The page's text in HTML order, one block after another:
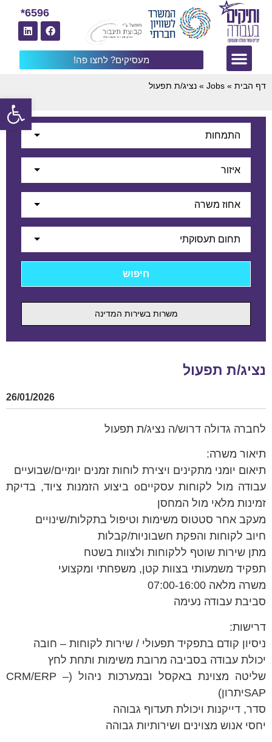
מעסיקים? לחצו פה!
6596*
דף הבית »
Jobs
» נציג/ת תפעול
התמחות
איזור
אחוז משרה
תחום תעסוקתי
משרות בשירות המדינה
נציג/ת תפעול
26/01/2026
לחברה גדולה דרוש/ה נציג/ת תפעול
תיאור משרה:
תיאום יומני מתקינים ויצירת לוחות זמנים יומיים/שבועיים
עבודה מול לקוחות עסקייםo ביצוע הזמנות ציוד, בדיקת
זמינות מלאי מול המחסן
מעקב אחר סטטוס משימות וטיפול בתקלות/שינויים
חיוב לקוחות והפקת חשבוניות/קבלות
מתן שירות שוטף ללקוחות ולצוות בשטח
תפקיד משמעותי בצוות קטן, משפחתי ומקצועי
משרה מלאה 07:00-16:00
סביבת עבודה נעימה
דרישות:
ניסיון קודם בתפקיד תפעולי / שירות לקוחות – חובה
יכולת עבודה בסביבה מרובת משימות ותחת לחץ
שליטה מצוינת באקסל ובמערכות ניהול (CRM/ERP –
SAPיתרון)
סדר, דייקנות ויכולת תעדוף גבוהה
יחסי אנוש מצוינים ושירותיות גבוהה